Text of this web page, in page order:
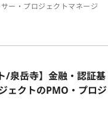
ー・プロジェクトマネージ
/泉岳寺】金融・認証基
ェクトのPMO・プロジ